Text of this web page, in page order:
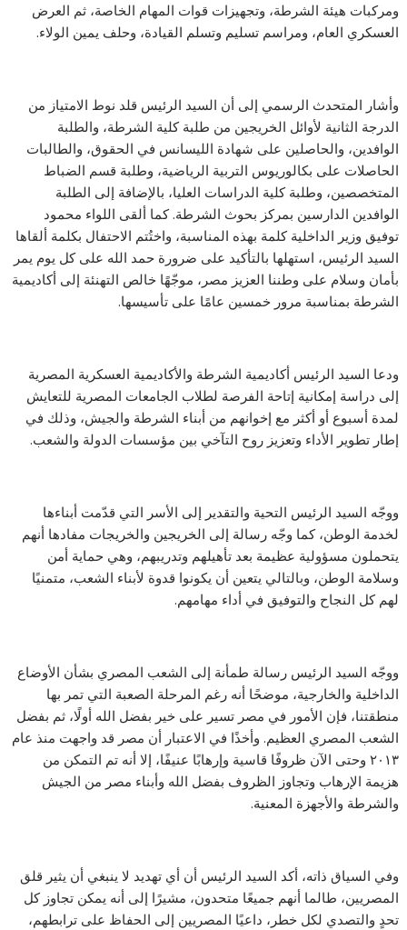
ومركبات هيئة الشرطة، وتجهيزات قوات المهام الخاصة، ثم العرض
العسكري العام، ومراسم تسليم وتسلم القيادة، وحلف يمين الولاء.
وأشار المتحدث الرسمي إلى أن السيد الرئيس قلد نوط الامتياز من
الدرجة الثانية لأوائل الخريجين من طلبة كلية الشرطة، والطلبة
الوافدين، والحاصلين على شهادة الليسانس في الحقوق، والطالبات
الحاصلات على بكالوريوس التربية الرياضية، وطلبة قسم الضباط
المتخصصين، وطلبة كلية الدراسات العليا، بالإضافة إلى الطلبة
الوافدين الدارسين بمركز بحوث الشرطة. كما ألقى اللواء محمود
توفيق وزير الداخلية كلمة بهذه المناسبة، واختُتم الاحتفال بكلمة ألقاها
السيد الرئيس، استهلها بالتأكيد على ضرورة حمد الله على كل يوم يمر
بأمان وسلام على وطننا العزيز مصر، موجّهًا خالص التهنئة إلى أكاديمية
الشرطة بمناسبة مرور خمسين عامًا على تأسيسها.
ودعا السيد الرئيس أكاديمية الشرطة والأكاديمية العسكرية المصرية
إلى دراسة إمكانية إتاحة الفرصة لطلاب الجامعات المصرية للتعايش
لمدة أسبوع أو أكثر مع إخوانهم من أبناء الشرطة والجيش، وذلك في
إطار تطوير الأداء وتعزيز روح التآخي بين مؤسسات الدولة والشعب.
ووجّه السيد الرئيس التحية والتقدير إلى الأسر التي قدّمت أبناءها
لخدمة الوطن، كما وجّه رسالة إلى الخريجين والخريجات مفادها أنهم
يتحملون مسؤولية عظيمة بعد تأهيلهم وتدريبهم، وهي حماية أمن
وسلامة الوطن، وبالتالي يتعين أن يكونوا قدوة لأبناء الشعب، متمنيًا
لهم كل النجاح والتوفيق في أداء مهامهم.
ووجّه السيد الرئيس رسالة طمأنة إلى الشعب المصري بشأن الأوضاع
الداخلية والخارجية، موضحًا أنه رغم المرحلة الصعبة التي تمر بها
منطقتنا، فإن الأمور في مصر تسير على خير بفضل الله أولًا، ثم بفضل
الشعب المصري العظيم. وأخذًا في الاعتبار أن مصر قد واجهت منذ عام
٢٠١٣ وحتى الآن ظروفًا قاسية وإرهابًا عنيفًا، إلا أنه تم التمكن من
هزيمة الإرهاب وتجاوز الظروف بفضل الله وأبناء مصر من الجيش
والشرطة والأجهزة المعنية.
وفي السياق ذاته، أكد السيد الرئيس أن أي تهديد لا ينبغي أن يثير قلق
المصريين، طالما أنهم جميعًا متحدون، مشيرًا إلى أنه يمكن تجاوز كل
تحدٍ والتصدي لكل خطر، داعيًا المصريين إلى الحفاظ على ترابطهم،